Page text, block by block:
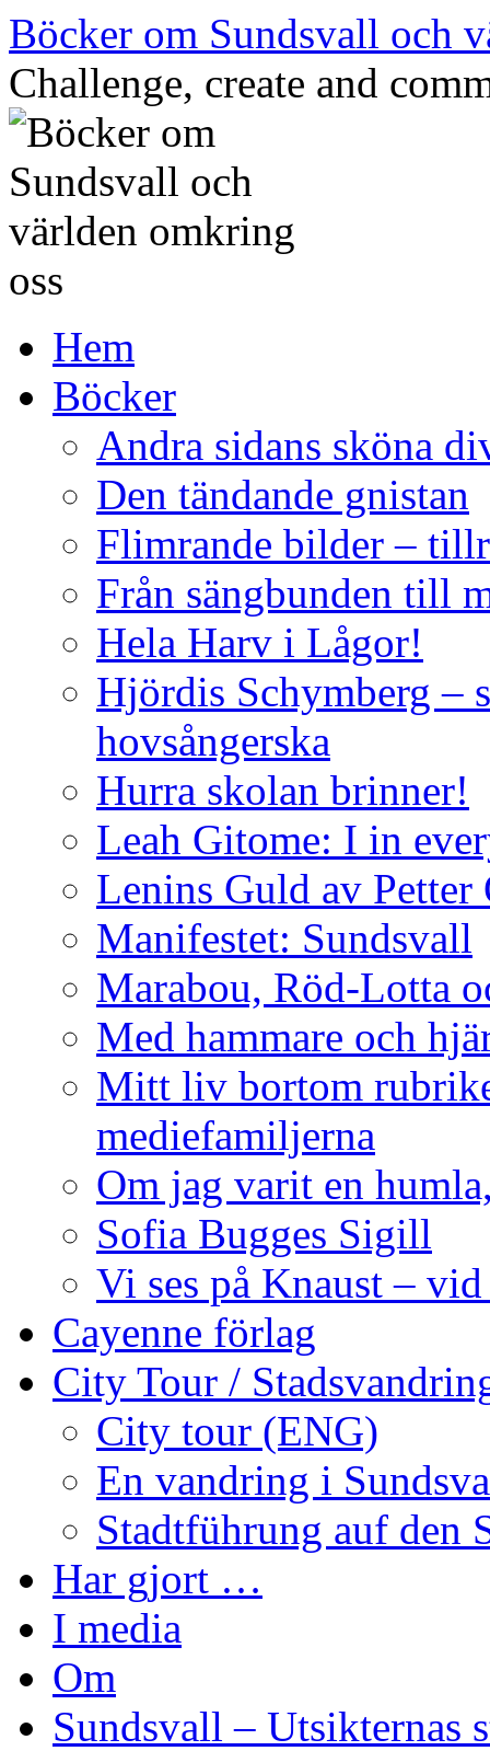
Hoppa
till
innehåll
Böcker om Sundsvall och
Challenge, create and
Hem
Böcker
Andra sidans sköna
Den tändande gnistan
Flimrande bilder –
Från sängbunden till
Hela Harv i Lågor!
Hjördis Schymberg –
hovsångerska
Hurra skolan brinner!
Leah Gitome: I in
Lenins Guld av Petter
Manifestet: Sundsvall
Marabou, Röd-Lotta
Med hammare och
Mitt liv bortom
mediefamiljerna
Om jag varit en
Sofia Bugges Sigill
Vi ses på Knaust –
Cayenne förlag
City Tour /
City tour (ENG)
En vandring i
Stadtführung auf den
Har gjort …
I media
Om
Sundsvall – Utsikternas